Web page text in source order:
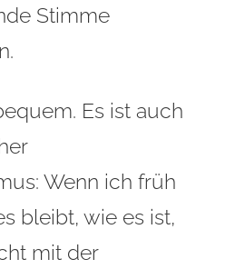
Stimme
Es ist auch
Wenn ich früh
bleibt, wie es ist,
mit der